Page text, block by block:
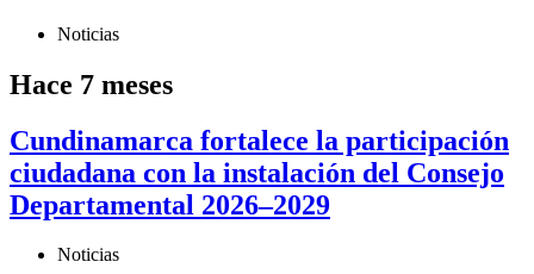
Noticias
Hace 7 meses
Cundinamarca fortalece la participación
ciudadana con la instalación del Consejo
Departamental 2026–2029
Noticias